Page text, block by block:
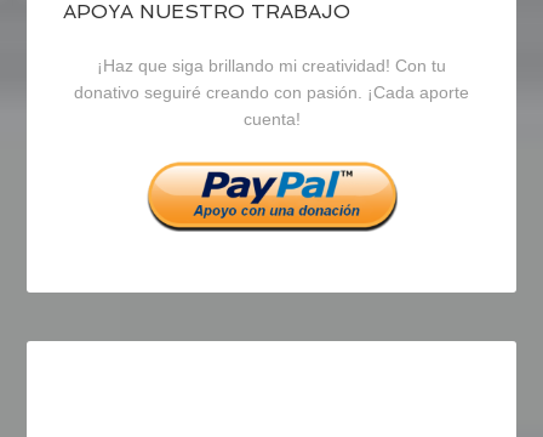
blogrecursosep
en
Facebook
recursosep
en
Twitter
recursosep
en
Instagram
APOYA NUESTRO TRABAJO
¡Haz que siga brillando mi creatividad! Con tu
donativo seguiré creando con pasión. ¡Cada aporte
cuenta!